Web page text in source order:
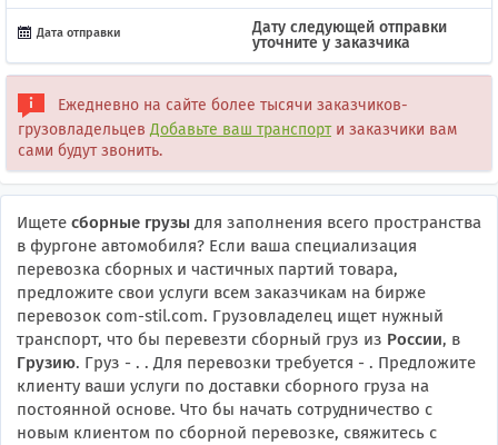
Дата отправки
Дату следующей отправки
уточните у заказчика
Ежедневно на сайте более тысячи заказчиков-
грузовладельцевДобавьте ваш транспорти заказчики вам
сами будут звонить.
Ищете сборные грузы для заполнения всего пространства
в фургоне автомобиля? Если ваша специализация
перевозка сборных и частичных партий товара,
предложите свои услуги всем заказчикам на бирже
перевозок com-stil.com. Грузовладелец ищет нужный
транспорт, что бы перевезти сборный груз из России, в
Грузию. Груз - . . Для перевозки требуется - . Предложите
клиенту ваши услуги по доставки сборного груза на
постоянной основе. Что бы начать сотрудничество с
новым клиентом по сборной перевозке, свяжитесь с